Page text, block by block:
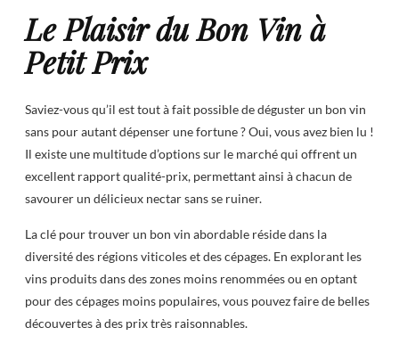
Le Plaisir du Bon Vin à
Petit Prix
Saviez-vous qu’il est tout à fait possible de déguster un bon vin
sans pour autant dépenser une fortune ? Oui, vous avez bien lu !
Il existe une multitude d’options sur le marché qui offrent un
excellent rapport qualité-prix, permettant ainsi à chacun de
savourer un délicieux nectar sans se ruiner.
La clé pour trouver un bon vin abordable réside dans la
diversité des régions viticoles et des cépages. En explorant les
vins produits dans des zones moins renommées ou en optant
pour des cépages moins populaires, vous pouvez faire de belles
découvertes à des prix très raisonnables.